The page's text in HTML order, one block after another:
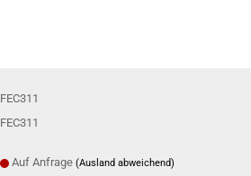
FEC311
FEC311
Auf Anfrage (Ausland abweichend)